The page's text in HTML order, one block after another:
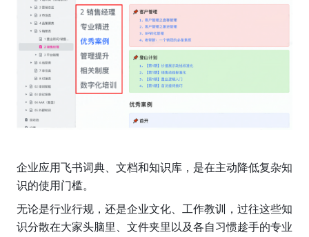
企业应用飞书词典、文档和知识库，是在主动降低复杂知
识的使用门槛。
无论是行业行规，还是企业文化、工作教训，过往这些知
识分散在大家头脑里、文件夹里以及各自习惯趁手的专业